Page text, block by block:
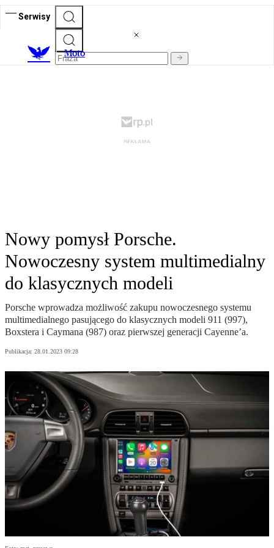
Serwisy
Moto
Nowy pomysł Porsche.
Nowoczesny system multimedialny
do klasycznych modeli
Porsche wprowadza możliwość zakupu nowoczesnego systemu
multimedialnego pasującego do klasycznych modeli 911 (997),
Boxstera i Caymana (987) oraz pierwszej generacji Cayenne’a.
Publikacja: 28.01.2023 09:28